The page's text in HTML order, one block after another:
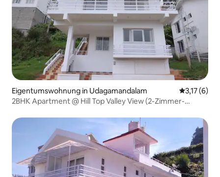
Eigentumswohnung in Udagamandalam
3,17 (6)
2BHK Apartment @ Hill Top Valley View (2-Zimmer-